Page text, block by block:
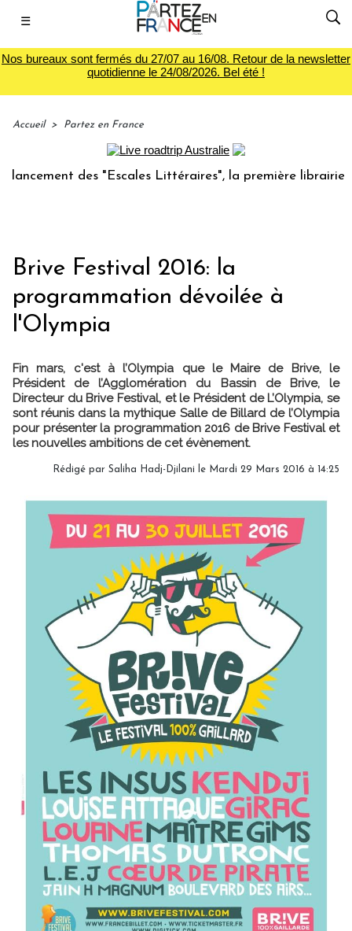
☰
Nos bureaux sont fermés du 27/07 au 16/08. Retour de la newsletter
quotidienne le 24/08/2026. Bel été !
Accueil > Partez en France
des "Escales Littéraires", la première librairie du
Brive Festival 2016: la
programmation dévoilée à
l'Olympia
Fin mars, c'est à l’Olympia que le Maire de Brive, le
Président de l’Agglomération du Bassin de Brive, le
Directeur du Brive Festival, et le Président de L’Olympia, se
sont réunis dans la mythique Salle de Billard de l’Olympia
pour présenter la programmation 2016 de Brive Festival et
les nouvelles ambitions de cet évènement.
Rédigé par Saliha Hadj-Djilani le Mardi 29 Mars 2016 à 14:25